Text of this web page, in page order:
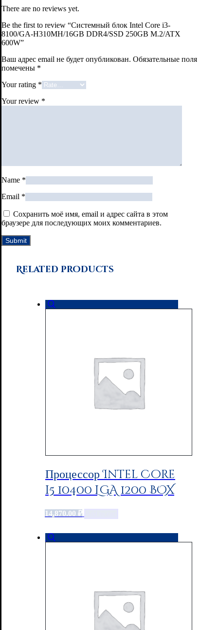
There are no reviews yet.
Be the first to review “Системный блок Intel Core i3-
8100/GA-H310MH/16GB DDR4/SSD 250GB M.2/ATX
600W”
Ваш адрес email не будет опубликован. Обязательные поля
помечены *
Your rating *
Your review *
Name *
Email *
Сохранить моё имя, email и адрес сайта в этом
браузере для последующих моих комментариев.
Related products
Процессор Intel Core
i5 10400 LGA 1200 BOX
14,870.00 ₽